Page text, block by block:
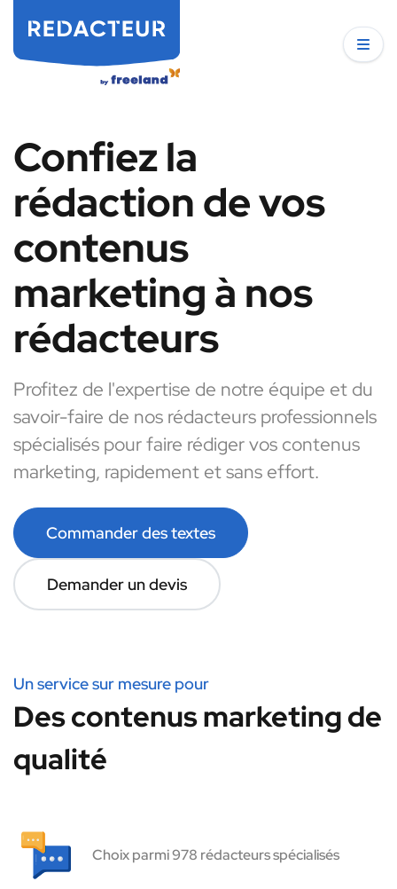
Confiez la
rédaction de vos
contenus
marketing à nos
rédacteurs
Profitez de l'expertise de notre équipe et du
savoir-faire de nos rédacteurs professionnels
spécialisés pour faire rédiger vos contenus
marketing, rapidement et sans effort.
Commander des textes
Demander un devis
Un service sur mesure pour
Des contenus marketing de
qualité
Choix parmi 978 rédacteurs spécialisés